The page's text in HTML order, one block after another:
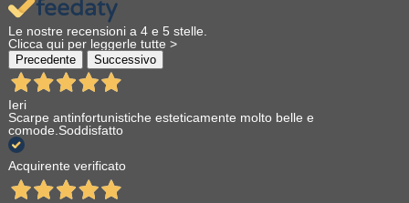
Le nostre recensioni a 4 e 5 stelle.
Clicca qui per leggerle tutte >
Precedente Successivo
Ieri
Scarpe antinfortunistiche esteticamente molto belle e
comode.Soddisfatto
Acquirente verificato